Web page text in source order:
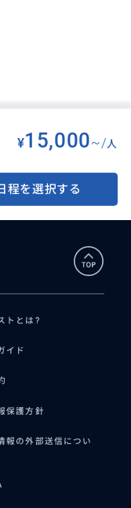
¥15,000~/人
程を選択する
散OK！たっぷり3時間海
ト付き＜日本語ガイド＞
トとは?
イド
保護方針
報の外部送信につい